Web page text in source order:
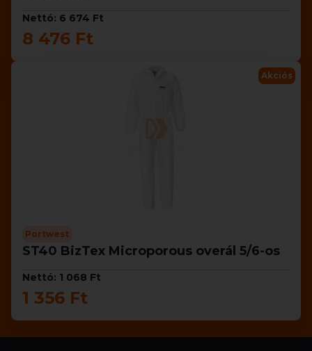
Nettó: 6 674 Ft
8 476 Ft
Akciós
Portwest
ST40 BizTex Microporous overál 5/6-os
Nettó: 1 068 Ft
1 356 Ft